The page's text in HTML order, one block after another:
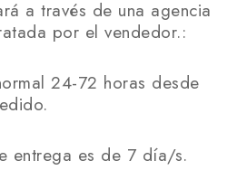
a través de una agencia
por el vendedor.:
24-72 horas desde
entrega es de 7 día/s.